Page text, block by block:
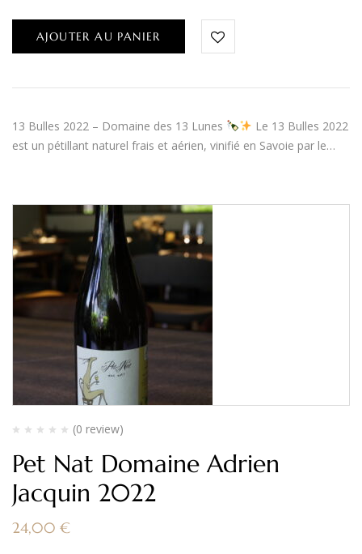
AJOUTER AU PANIER
13 Bulles 2022 – Domaine des 13 Lunes
Le 13 Bulles 2022
est un pétillant naturel frais et aérien, vinifié en Savoie par le…
(0 review)
Pet Nat Domaine Adrien
Jacquin 2022
24,00 €